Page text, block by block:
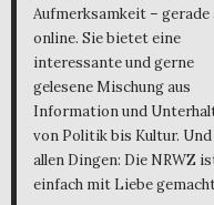
Aufmerksamkeit – gerade
online. Sie bietet eine
interessante und gerne
gelesene Mischung aus
Information und
von Politik bis Kultur.
allen Dingen: Die NRWZ
einfach mit Liebe